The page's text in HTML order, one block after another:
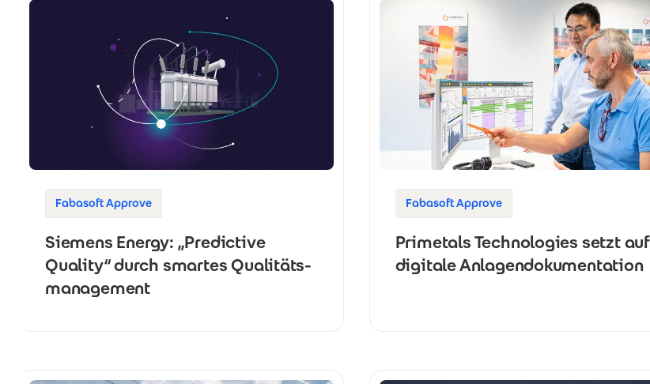
Fabasoft Approve
Siemens Energy: „Predictive
Quality“ durch smartes Qualitäts­
management
Fabasoft Approve
Primetals Technologies setzt auf
digitale Anlagendokumentation